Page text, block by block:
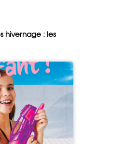
hivernage : les